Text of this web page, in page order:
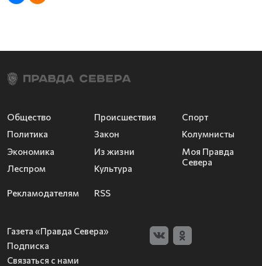
Общество
Политика
Экономика
Леспром
Происшествия
Закон
Из жизни
Культура
Спорт
Колумнисты
Моя Правда
Севера
Рекламодателям RSS
Газета «Правда Севера»
Подписка
Связаться с нами